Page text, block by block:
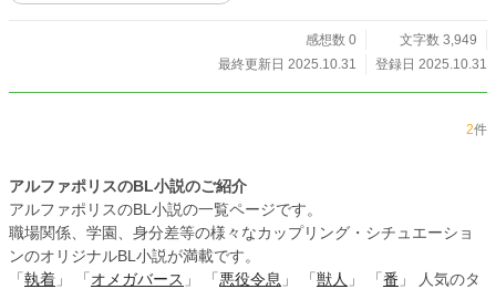
感想数 0
文字数 3,949
最終更新日 2025.10.31
登録日 2025.10.31
2件
アルファポリスのBL小説のご紹介
アルファポリスのBL小説の一覧ページです。
職場関係、学園、身分差等の様々なカップリング・シチュエーショ
ンのオリジナルBL小説が満載です。
「 執着 」 「 オメガバース 」 「 悪役令息 」 「 獣人 」 「 番 」 人気のタ